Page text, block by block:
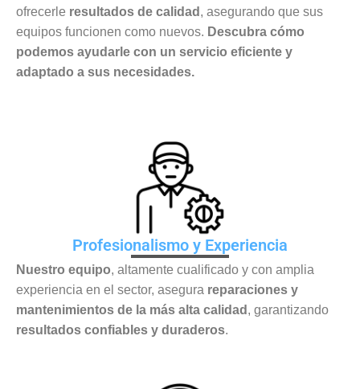
ofrecerle resultados de calidad , asegurando que sus
equipos funcionen como nuevos. Descubra cómo
podemos ayudarle con un servicio eficiente y
adaptado a sus necesidades.
Profesionalismo y Experiencia
Nuestro equipo, altamente cualificado y con amplia
experiencia en el sector, asegura reparaciones y
mantenimientos de la más alta calidad , garantizando
resultados confiables y duraderos.